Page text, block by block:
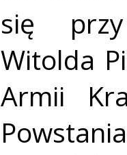
się
Witolda
Armii